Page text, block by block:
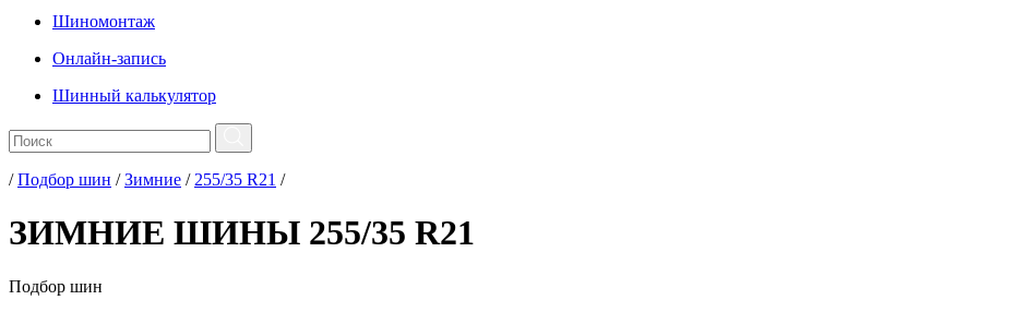
Шиномонтаж
Онлайн-запись
Шинный калькулятор
/Подбор шин /Зимние / 255/35 R21 /
ЗИМНИЕ ШИНЫ 255/35 R21
Подбор шин